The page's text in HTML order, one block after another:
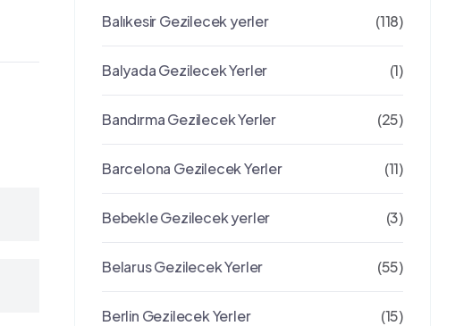
Balıkesir Gezilecek yerler (118)
Balyada Gezilecek Yerler (1)
Bandırma Gezilecek Yerler (25)
Barcelona Gezilecek Yerler (11)
Bebekle Gezilecek yerler (3)
Belarus Gezilecek Yerler (55)
Berlin Gezilecek Yerler (15)